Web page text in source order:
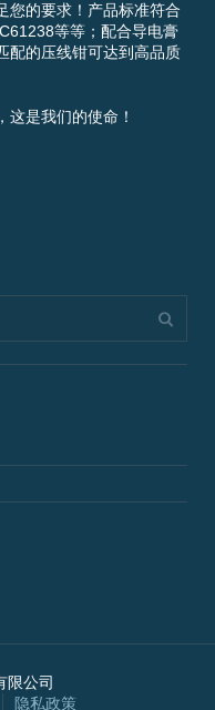
您的要求！产品标准符合
等等；配合导电膏
配的压线钳可达到高品质
这是我们的使命！
限公司
隐私政策